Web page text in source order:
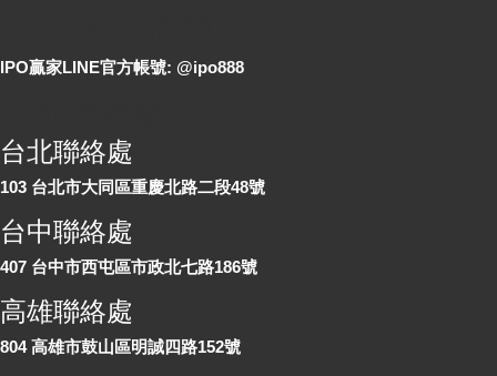
IPO贏家LINE官方帳號: @ipo888
台北聯絡處
103 台北市大同區重慶北路二段48號
台中聯絡處
407 台中市西屯區市政北七路186號
高雄聯絡處
804 高雄市鼓山區明誠四路152號